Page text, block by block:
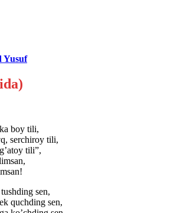
Yusuf
boy tili,
serchiroy tili,
tili”,
sen,
quchding sen,